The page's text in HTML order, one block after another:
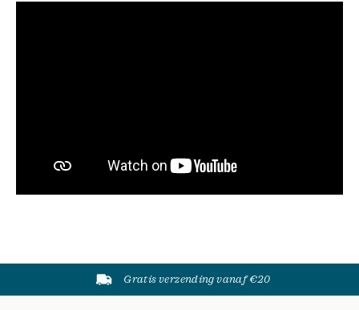
Gratis verzending vanaf €20